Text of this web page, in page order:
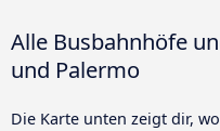
Alle Busbahnhöfe
und Palermo
Die Karte unten zeigt dir,